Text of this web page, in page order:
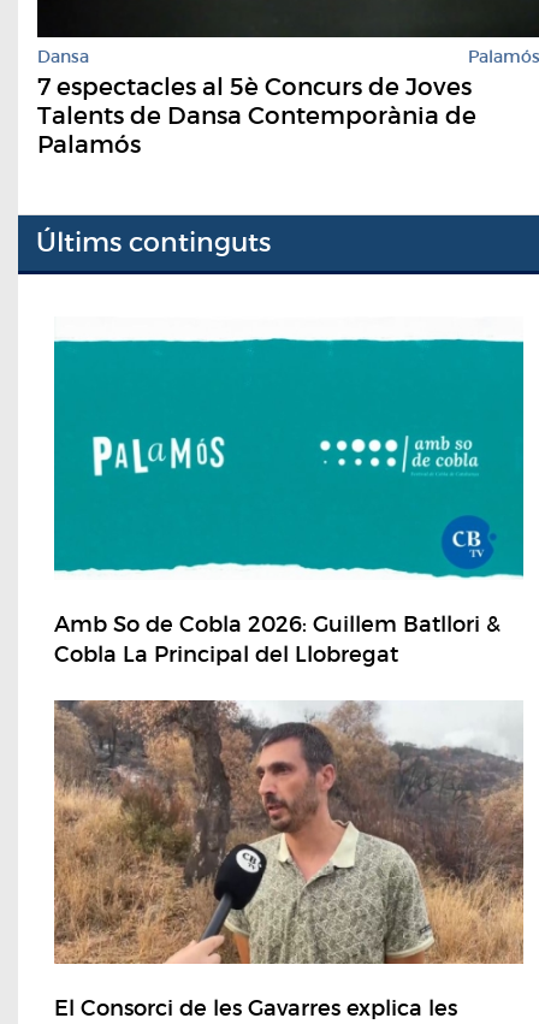
Dansa Palamós
7 espectacles al 5è Concurs de Joves
Talents de Dansa Contemporània de
Palamós
Últims continguts
Amb So de Cobla 2026: Guillem Batllori &
Cobla La Principal del Llobregat
El Consorci de les Gavarres explica les